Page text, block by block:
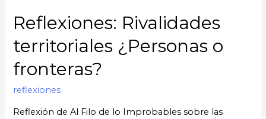
Reflexiones: Rivalidades
territoriales ¿Personas o
fronteras?
reflexiones
Reflexión de Al Filo de lo Improbables sobre las